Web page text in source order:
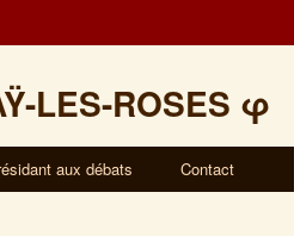
LES-ROSES φ
aux débats Contact